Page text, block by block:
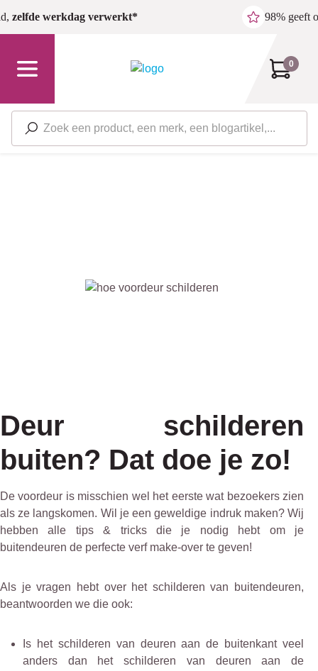
Ga naar de hoofdinhoud
zelfde werkdag verwerkt* 98% geeft
0
Deur schilderen
buiten? Dat doe je zo!
De voordeur is misschien wel het eerste wat bezoekers zien
als ze langskomen. Wil je een geweldige indruk maken? Wij
hebben alle tips & tricks die je nodig hebt om je
buitendeuren de perfecte verf make-over te geven!
Als je vragen hebt over het schilderen van buitendeuren,
beantwoorden we die ook:
Is het schilderen van deuren aan de buitenkant veel
anders dan het schilderen van deuren aan de